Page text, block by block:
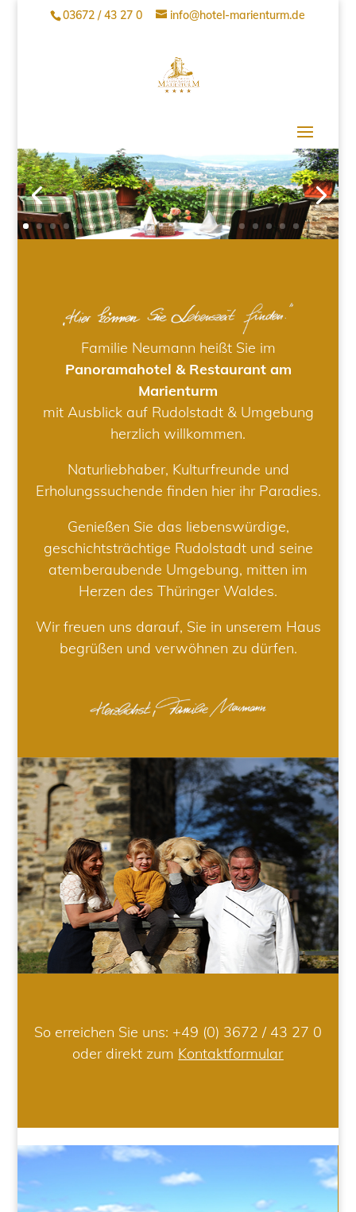
03672 / 43 27 0 info@hotel-marienturm.de
Familie Neumann heißt Sie im
Panoramahotel & Restaurant am
Marienturm
mit Ausblick auf Rudolstadt & Umgebung
herzlich willkommen.
Naturliebhaber, Kulturfreunde und
Erholungssuchende finden hier ihr Paradies.
Genießen Sie das liebenswürdige,
geschichtsträchtige Rudolstadt und seine
atemberaubende Umgebung, mitten im
Herzen des Thüringer Waldes.
Wir freuen uns darauf, Sie in unserem Haus
begrüßen und verwöhnen zu dürfen.
So erreichen Sie uns: +49 (0) 3672 / 43 27 0
oder direkt zum Kontaktformular